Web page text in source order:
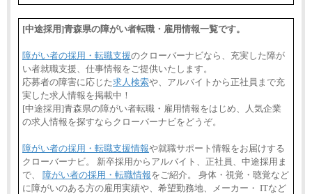
[中途採用]青森県の障がい者転職・雇用情報一覧です。
障がい者の採用・転職支援のクローバーナビなら、充実した障が
い者就職支援、仕事情報をご提供いたします。
応募者の障害に応じた求人検索や、アルバイトから正社員まで充
実した求人情報を掲載中！
[中途採用]青森県の障がい者転職・雇用情報をはじめ、人気企業
の求人情報を探すならクローバーナビをどうぞ。
障がい者の採用・転職支援情報や就職サポート情報をお届けする
クローバーナビ。 新卒採用からアルバイト、正社員、中途採用ま
で、 障がい者の採用・転職情報をご紹介。 身体・視覚・聴覚など
に障がいのある方の雇用実績や、希望勤務地、メーカー・ ITなど